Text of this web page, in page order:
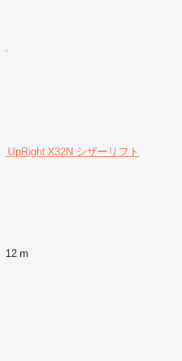
UpRight X32N シザーリフト
12 m